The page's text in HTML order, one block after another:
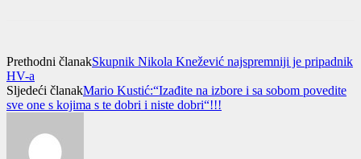
Prethodni članakSkupnik Nikola Knežević najspremniji je pripadnik
HV-a
Sljedeći članakMario Kustić:“Izađite na izbore i sa sobom povedite
sve one s kojima s te dobri i niste dobri“!!!